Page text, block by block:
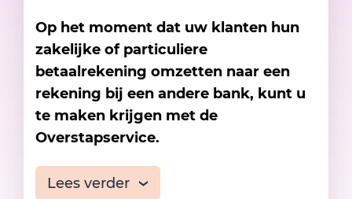
Op het moment dat uw klanten hun
zakelijke of particuliere
betaalrekening omzetten naar een
rekening bij een andere bank, kunt u
te maken krijgen met de
Overstapservice.
Lees verder